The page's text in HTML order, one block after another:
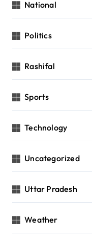
National
Politics
Rashifal
Sports
Technology
Uncategorized
Uttar Pradesh
Weather